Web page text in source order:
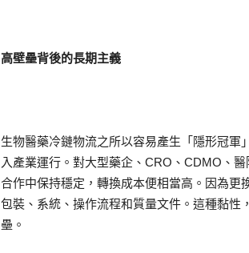
高壁壘背後的長期主義
生物醫藥冷鏈物流之所以容易產生「隱形冠
入產業運行。對大型藥企、CRO、CDMO、
合作中保持穩定，轉換成本便相當高。因為更
包裝、系統、操作流程和質量文件。這種黏性
壘。